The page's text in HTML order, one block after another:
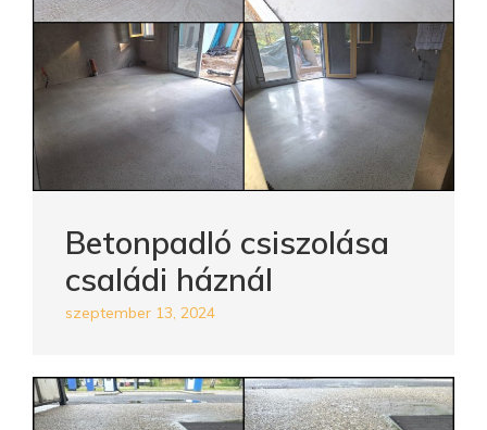
Betonpadló csiszolása
családi háznál
szeptember 13, 2024